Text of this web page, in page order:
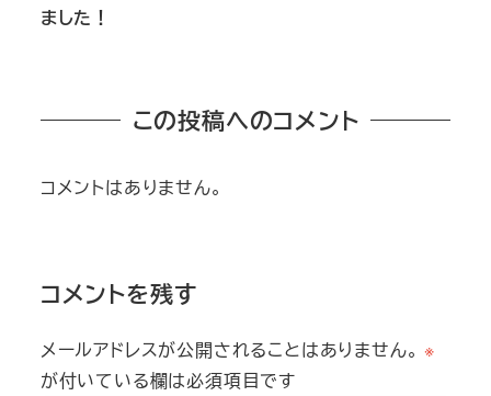
ました！
この投稿へのコメント
コメントはありません。
コメントを残す
メールアドレスが公開されることはありません。 ※
が付いている欄は必須項目です